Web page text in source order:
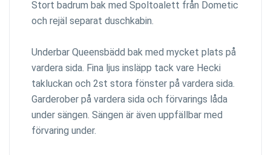
Stort badrum bak med Spoltoalett från Dometic
och rejäl separat duschkabin.
Underbar Queensbädd bak med mycket plats på
vardera sida. Fina ljus insläpp tack vare Hecki
takluckan och 2st stora fönster på vardera sida.
Garderober på vardera sida och förvarings låda
under sängen. Sängen är även uppfällbar med
förvaring under.